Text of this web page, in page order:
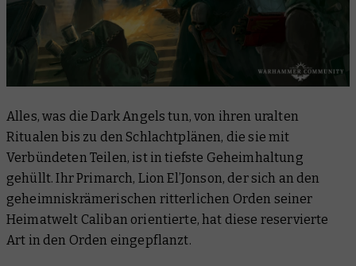
Alles, was die Dark Angels tun, von ihren uralten
Ritualen bis zu den Schlachtplänen, die sie mit
Verbündeten Teilen, ist in tiefste Geheimhaltung
gehüllt. Ihr Primarch, Lion El’Jonson, der sich an den
geheimniskrämerischen ritterlichen Orden seiner
Heimatwelt Caliban orientierte, hat diese reservierte
Art in den Orden eingepflanzt.